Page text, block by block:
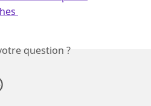
question ?